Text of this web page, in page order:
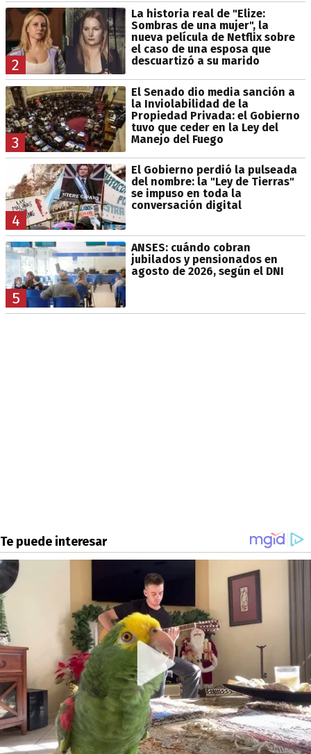
2
La historia real de "Elize:
Sombras de una mujer", la
nueva película de Netflix sobre
el caso de una esposa que
descuartizó a su marido
3
El Senado dio media sanción a
la Inviolabilidad de la
Propiedad Privada: el Gobierno
tuvo que ceder en la Ley del
Manejo del Fuego
4
El Gobierno perdió la pulseada
del nombre: la "Ley de Tierras"
se impuso en toda la
conversación digital
5
ANSES: cuándo cobran
jubilados y pensionados en
agosto de 2026, según el DNI